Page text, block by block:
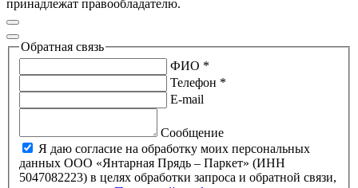
принадлежат правообладателю.
Обратная связь
ФИО *
Телефон *
E-mail
Сообщение
Я даю согласие на обработку моих персональных
данных ООО «Янтарная Прядь – Паркет» (ИНН
5047082223) в целях обработки запроса и обратной связи,